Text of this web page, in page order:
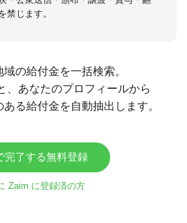
禁じます。
の給付金を一括検索。
、あなたのプロフィールから
る給付金を自動抽出します。
完了する無料登録
Zaim に登録済の方